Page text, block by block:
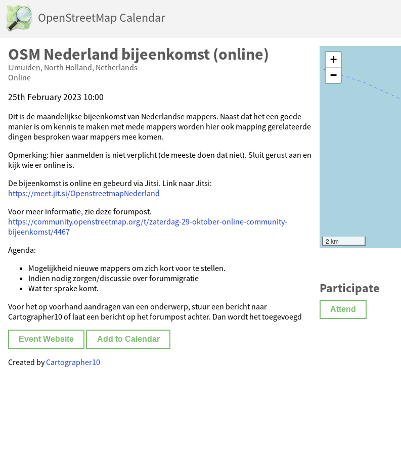
OpenStreetMap Calendar
OSM Nederland bijeenkomst (online)
IJmuiden, North Holland, Netherlands
Online
25th February 2023 10:00
Dit is de maandelijkse bijeenkomst van Nederlandse mappers. Naast dat het een goede
manier is om kennis te maken met mede mappers worden hier ook mapping gerelateerde
dingen besproken waar mappers mee komen.
Opmerking: hier aanmelden is niet verplicht (de meeste doen dat niet). Sluit gerust aan en
kijk wie er online is.
De bijeenkomst is online en gebeurd via Jitsi. Link naar Jitsi:
https://meet.jit.si/OpenstreetmapNederland
Voor meer informatie, zie deze forumpost.
https://community.openstreetmap.org/t/zaterdag-29-oktober-online-community-
bijeenkomst/4467
Agenda:
Mogelijkheid nieuwe mappers om zich kort voor te stellen.
Indien nodig zorgen/discussie over forummigratie
Wat ter sprake komt.
Voor het op voorhand aandragen van een onderwerp, stuur een bericht naar
Cartographer10 of laat een bericht op het forumpost achter. Dan wordt het toegevoegd
Event Website Add to Calendar
+
−
2 km
Participate
Attend
Created byCartographer10